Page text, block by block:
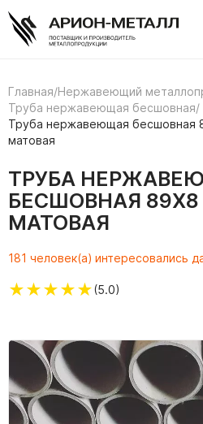
Главная/Нержавеющий
Труба нержавеющая бесшовная/
Труба нержавеющая бесшовная
матовая
ТРУБА
БЕСШОВНАЯ 89Х8
МАТОВАЯ
181 человек(а) интересовались
★★★★★(5.0)